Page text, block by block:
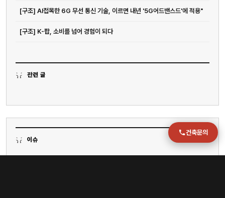
[구조] AI접목한 6G 무선 통신 기술, 이르면 내년 '5G어드밴스드'에 적용"
[구조] K-팝, 소비를 넘어 경험이 되다
관련 글
이슈
건축문의
부산 강서구 명지국제2로 41
운영시간
월–금 09:00–18:00